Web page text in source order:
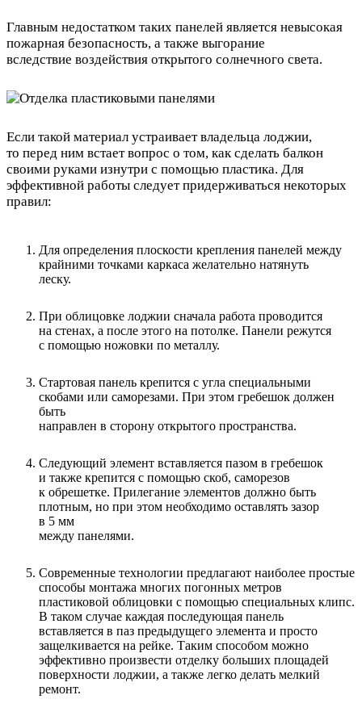
Главным недостатком таких панелей является невысокая
пожарная безопасность, а также выгорание
вследствие воздействия открытого солнечного света.
Если такой материал устраивает владельца лоджии,
то перед ним встает вопрос о том, как сделать балкон
своими руками изнутри с помощью пластика. Для
эффективной работы следует придерживаться некоторых
правил:
Для определения плоскости крепления панелей между
крайними точками каркаса желательно натянуть
леску.
При облицовке лоджии сначала работа проводится
на стенах, а после этого на потолке. Панели режутся
с помощью ножовки по металлу.
Стартовая панель крепится с угла специальными
скобами или саморезами. При этом гребешок должен
быть
направлен в сторону открытого пространства.
Следующий элемент вставляется пазом в гребешок
и также крепится с помощью скоб, саморезов
к обрешетке. Прилегание элементов должно быть
плотным, но при этом необходимо оставлять зазор
в 5 мм
между панелями.
Современные технологии предлагают наиболее простые
способы монтажа многих погонных метров
пластиковой облицовки с помощью специальных клипс.
В таком случае каждая последующая панель
вставляется в паз предыдущего элемента и просто
защелкивается на рейке. Таким способом можно
эффективно произвести отделку больших площадей
поверхности лоджии, а также легко делать мелкий
ремонт.